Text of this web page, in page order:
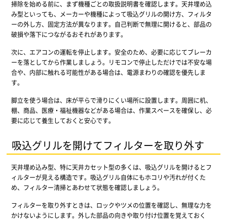
掃除を始める前に、まず機種ごとの取扱説明書を確認します。天井埋め込
み型といっても、メーカーや機種によって吸込グリルの開け方、フィルタ
ーの外し方、固定方法が異なります。自己判断で無理に開けると、部品の
破損や落下につながるおそれがあります。
次に、エアコンの運転を停止します。安全のため、必要に応じてブレーカ
ーを落としてから作業しましょう。リモコンで停止しただけでは不安な場
合や、内部に触れる可能性がある場合は、電源まわりの確認を優先しま
す。
脚立を使う場合は、床が平らで滑りにくい場所に設置します。周囲に机、
棚、商品、医療・福祉機器などがある場合は、作業スペースを確保し、必
要に応じて養生しておくと安心です。
吸込グリルを開けてフィルターを取り外す
天井埋め込み型、特に天井カセット型の多くは、吸込グリルを開けるとフ
ィルターが見える構造です。吸込グリル自体にもホコリや汚れが付くた
め、フィルター清掃とあわせて状態を確認しましょう。
フィルターを取り外すときは、ロックやツメの位置を確認し、無理な力を
かけないようにします。外した部品の向きや取り付け位置を覚えておく